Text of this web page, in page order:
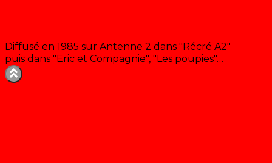
Diffusé en 1985 sur Antenne 2 dans "Récré A2"
puis dans "Eric et Compagnie", "Les poupies"…